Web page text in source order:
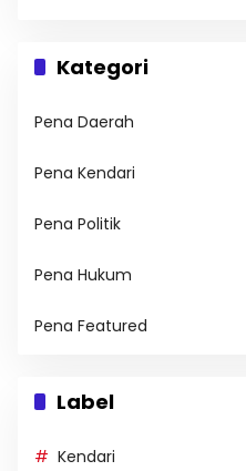
Kategori
Pena Daerah
Pena Kendari
Pena Politik
Pena Hukum
Pena Featured
Label
Kendari